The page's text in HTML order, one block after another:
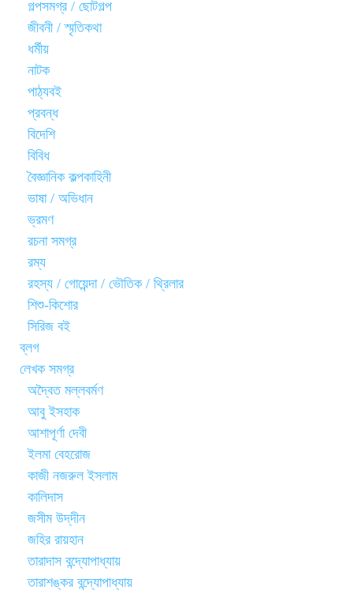
গল্পসমগ্র / ছোটগল্প
জীবনী / স্মৃতিকথা
ধর্মীয়
নাটক
পাঠ্যবই
প্রবন্ধ
বিদেশি
বিবিধ
বৈজ্ঞানিক কল্পকাহিনী
ভাষা / অভিধান
ভ্রমণ
রচনা সমগ্র
রম্য
রহস্য / গোয়েন্দা / ভৌতিক / থ্রিলার
শিশু-কিশোর
সিরিজ বই
ব্লগ
লেখক সমগ্র
অদ্বৈত মল্লবর্মণ
আবু ইসহাক
আশাপূর্ণা দেবী
ইলমা বেহরোজ
কাজী নজরুল ইসলাম
কালিদাস
জসীম উদ্‌দীন
জহির রায়হান
তারাদাস বন্দ্যোপাধ্যায়
তারাশঙ্কর বন্দ্যোপাধ্যায়